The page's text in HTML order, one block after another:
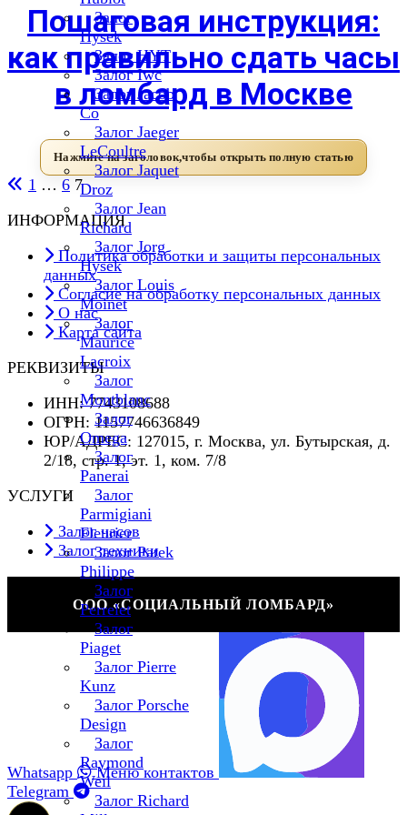
Залог
Hysek
Залог HYT
Залог Iwc
Залог Jacob
Co
Залог Jaeger
LeCoultre
Залог Jaquet
Droz
Залог Jean
Richard
Залог Jorg
Hysek
Залог Louis
Moinet
Залог
Maurice
Lacroix
Залог
Montblanc
Залог
Omega
Залог
Panerai
Залог
Parmigiani
Fleurier
Залог Patek
Philippe
Залог
Perrelet
Залог
Piaget
Залог Pierre
Kunz
Залог Porsche
Design
Залог
Raymond
Weil
Залог Richard
Пошаговая инструкция:
как правильно сдать часы
в ломбард в Москве
Пагинация
записей
1 … 6 7
ИНФОРМАЦИЯ
Политика обработки и защиты персональных
данных
Согласие на обработку персональных данных
О нас
Карта сайта
РЕКВИЗИТЫ
ИНН: 7743108688
ОГРН: 1157746636849
ЮР/АДРЕС: 127015, г. Москва, ул. Бутырская, д.
2/18, стр. 1, эт. 1, ком. 7/8
УСЛУГИ
Залог часов
Залог техники
ООО «СОЦИАЛЬНЫЙ ЛОМБАРД»
Whatsapp
Меню контактов
Telegram